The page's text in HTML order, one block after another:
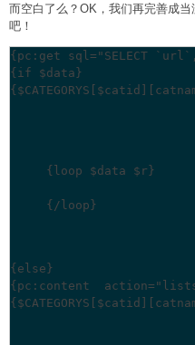
而空白了么？OK，我们再完善成
吧！
{pc:get sql="SELECT
{else}